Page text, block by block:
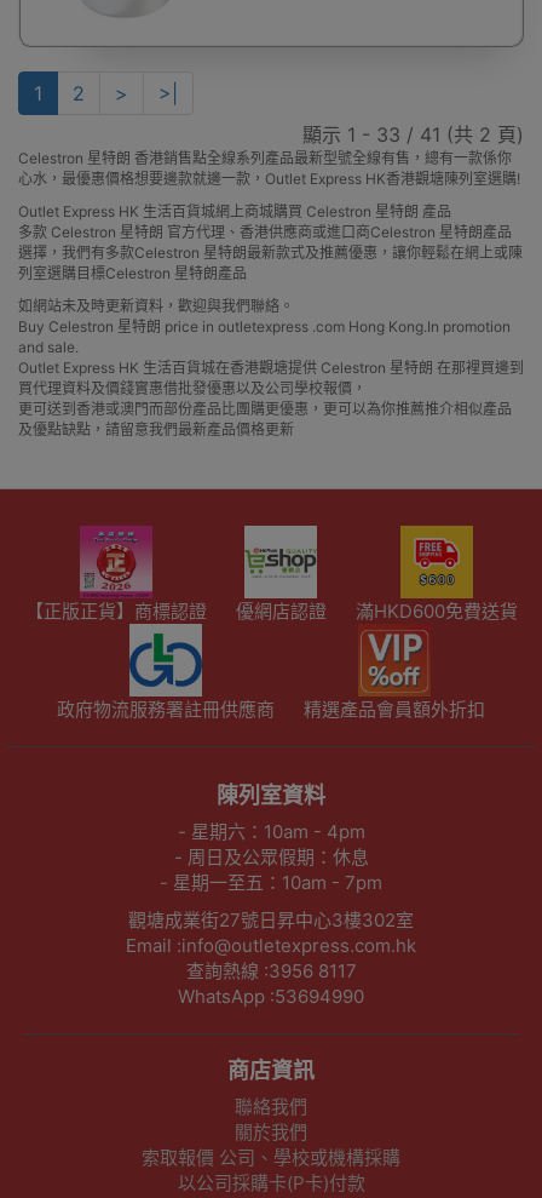
1 2 >
>|
顯示 1 - 33 / 41 (共 2 頁)
Celestron 星特朗 香港銷售點全線系列產品最新型號全線有售，總有一款係你
心水，最優惠價格想要邊款就邊一款，Outlet Express HK香港觀塘陳列室選購!
Outlet Express HK 生活百貨城網上商城購買 Celestron 星特朗 產品
多款 Celestron 星特朗 官方代理、香港供應商或進口商Celestron 星特朗產品
選擇，我們有多款Celestron 星特朗最新款式及推薦優惠，讓你輕鬆在網上或陳
列室選購目標Celestron 星特朗產品
如網站未及時更新資料，歡迎與我們聯絡。
Buy Celestron 星特朗 price in outletexpress .com Hong Kong.In promotion
and sale.
Outlet Express HK 生活百貨城在香港觀塘提供 Celestron 星特朗 在那裡買邊到
買代理資料及價錢實惠借批發優惠以及公司學校報價，
更可送到香港或澳門而部份產品比團購更優惠，更可以為你推薦推介相似產品
及優點缺點，請留意我們最新產品價格更新
【正版正貨】商標認證 優網店認證 滿HKD600免費送貨
政府物流服務署註冊供應商 精選產品會員額外折扣
陳列室資料
- 星期六：10am - 4pm
- 周日及公眾假期：休息
- 星期一至五：10am - 7pm
觀塘成業街27號日昇中心3樓302室
Email :info@outletexpress.com.hk
查詢熱線 :3956 8117
WhatsApp :53694990
商店資訊
聯絡我們
關於我們
索取報價 公司、學校或機構採購
以公司採購卡(P卡)付款